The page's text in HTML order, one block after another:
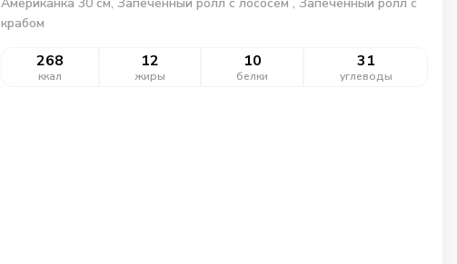
крабом
268
ккал
12
жиры
10
белки
31
углеводы